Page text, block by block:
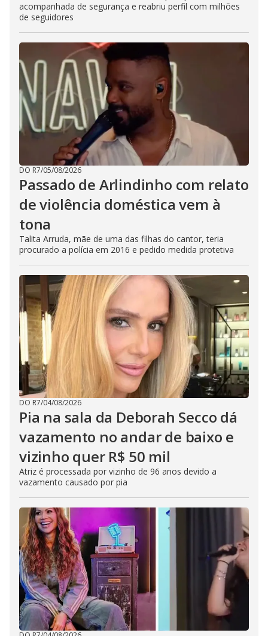
acompanhada de segurança e reabriu perfil com milhões
de seguidores
DO R7/05/08/2026
Passado de Arlindinho com relato
de violência doméstica vem à
tona
Talita Arruda, mãe de uma das filhas do cantor, teria
procurado a polícia em 2016 e pedido medida protetiva
DO R7/04/08/2026
Pia na sala da Deborah Secco dá
vazamento no andar de baixo e
vizinho quer R$ 50 mil
Atriz é processada por vizinho de 96 anos devido a
vazamento causado por pia